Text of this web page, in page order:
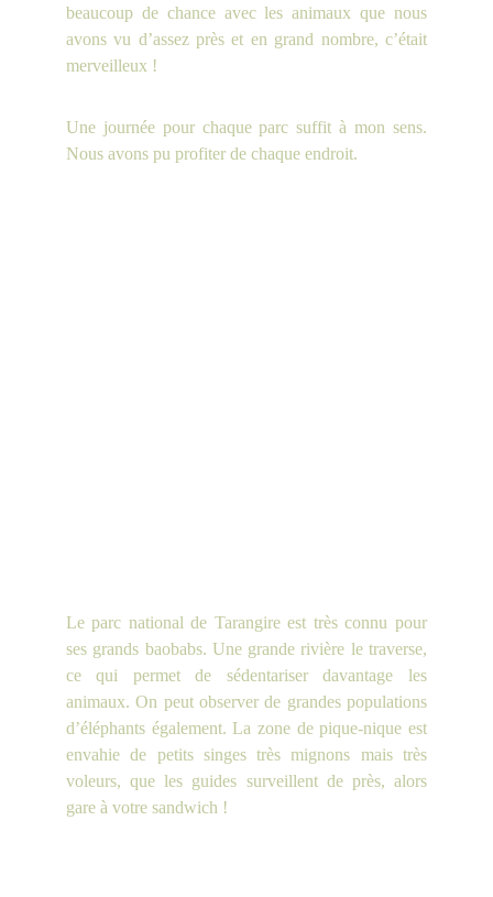
beaucoup de chance avec les animaux que nous
avons vu d’assez près et en grand nombre, c’était
merveilleux !
Une journée pour chaque parc suffit à mon sens.
Nous avons pu profiter de chaque endroit.
Le parc national de Tarangire est très connu pour
ses grands baobabs. Une grande rivière le traverse,
ce qui permet de sédentariser davantage les
animaux. On peut observer de grandes populations
d’éléphants également. La zone de pique-nique est
envahie de petits singes très mignons mais très
voleurs, que les guides surveillent de près, alors
gare à votre sandwich !